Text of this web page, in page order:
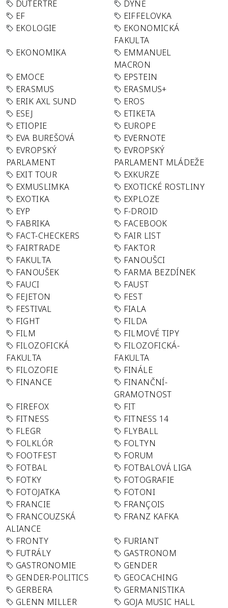
DUTERTRE
DÝNĚ
EF
EIFFELOVKA
EKOLOGIE
EKONOMICKÁ
FAKULTA
EKONOMIKA
EMMANUEL
MACRON
EMOCE
EPSTEIN
ERASMUS
ERASMUS+
ERIK AXL SUND
EROS
ESEJ
ETIKETA
ETIOPIE
EUROPE
EVA BUREŠOVÁ
EVERNOTE
EVROPSKÝ
PARLAMENT
EVROPSKÝ
PARLAMENT MLÁDEŽE
EXIT TOUR
EXKURZE
EXMUSLIMKA
EXOTICKÉ ROSTLINY
EXOTIKA
EXPLOZE
EYP
F-DROID
FABRIKA
FACEBOOK
FACT-CHECKERS
FAIR LIST
FAIRTRADE
FAKTOR
FAKULTA
FANOUŠCI
FANOUŠEK
FARMA BEZDÍNEK
FAUCI
FAUST
FEJETON
FEST
FESTIVAL
FIALA
FIGHT
FILDA
FILM
FILMOVÉ TIPY
FILOZOFICKÁ
FAKULTA
FILOZOFICKÁ-
FAKULTA
FILOZOFIE
FINÁLE
FINANCE
FINANČNÍ-
GRAMOTNOST
FIREFOX
FIT
FITNESS
FITNESS 14
FLEGR
FLYBALL
FOLKLÓR
FOLTYN
FOOTFEST
FORUM
FOTBAL
FOTBALOVÁ LIGA
FOTKY
FOTOGRAFIE
FOTOJATKA
FOTONI
FRANCIE
FRANÇOIS
FRANCOUZSKÁ
ALIANCE
FRANZ KAFKA
FRONTY
FURIANT
FUTRÁLY
GASTRONOM
GASTRONOMIE
GENDER
GENDER-POLITICS
GEOCACHING
GERBERA
GERMANISTIKA
GLENN MILLER
GOJA MUSIC HALL